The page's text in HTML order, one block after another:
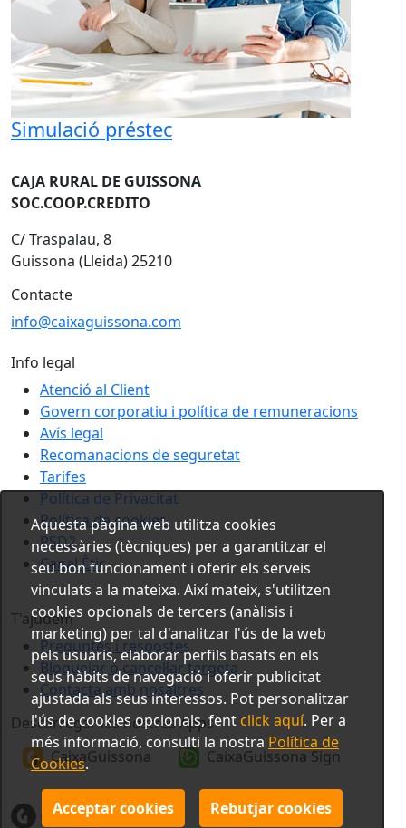
Simulació préstec
CAJA RURAL DE GUISSONA
SOC.COOP.CREDITO
C/ Traspalau, 8
Guissona (Lleida) 25210
Contacte
info@caixaguissona.com
Info legal
Atenció al Client
Govern corporatiu i política de remuneracions
Avís legal
Recomanacions de seguretat
Tarifes
Política de Privacitat
Política de cookies
PSD2
Canal Ètic
T'ajudem
Preguntes i respostes
Bloquejar o cancel·lar targeta
Contacta amb nosaltres
Descarregar les nostres Apps
CaixaGuissona
CaixaGuissona Sign
Aquesta pàgina web utilitza cookies
necessàries (tècniques) per a garantitzar el
seu bon funcionament i oferir els serveis
vinculats a la mateixa. Així mateix, s'utilitzen
cookies opcionals de tercers (anàlisis i
marketing) per tal d'analitzar l'ús de la web
pels usuaris, elaborar perfils basats en els
seus hàbits de navegació i oferir publicitat
ajustada als seus interessos. Pot personalitzar
l'ús de cookies opcionals, fent click aquí. Per a
més informació, consulti la nostra Política de
Cookies.
Acceptar cookies Rebutjar cookies